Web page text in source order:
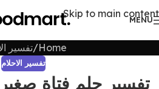
Skip to main content
MENU
Home تفسير
تفسير الاحلام
تفسير حلم فتاة